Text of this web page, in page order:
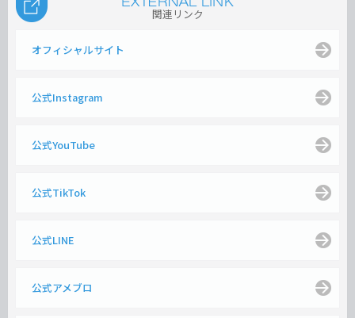
関連リンク
オフィシャルサイト
公式Instagram
公式YouTube
公式TikTok
公式LINE
公式アメブロ